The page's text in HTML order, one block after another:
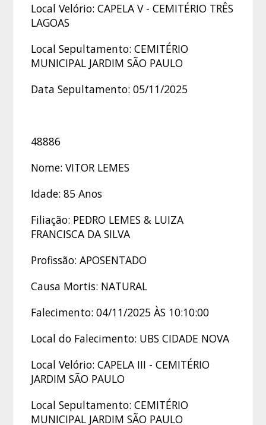
Local Velório: CAPELA V - CEMITÉRIO TRÊS
LAGOAS
Local Sepultamento: CEMITÉRIO
MUNICIPAL JARDIM SÃO PAULO
Data Sepultamento: 05/11/2025
48886
Nome: VITOR LEMES
Idade: 85 Anos
Filiação: PEDRO LEMES & LUIZA
FRANCISCA DA SILVA
Profissão: APOSENTADO
Causa Mortis: NATURAL
Falecimento: 04/11/2025 ÀS 10:10:00
Local do Falecimento: UBS CIDADE NOVA
Local Velório: CAPELA III - CEMITÉRIO
JARDIM SÃO PAULO
Local Sepultamento: CEMITÉRIO
MUNICIPAL JARDIM SÃO PAULO